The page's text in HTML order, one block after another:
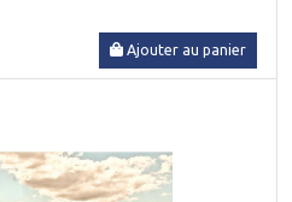
Ajouter au panier